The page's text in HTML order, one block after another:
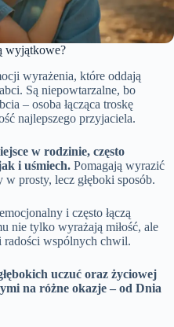
wyjątkowe?
wyrażenia, które oddają
Są niepowtarzalne, bo
– osoba łącząca troskę
najlepszego przyjaciela.
w rodzinie, często
i uśmiech. Pomagają wyrazić
prosty, lecz głęboki sposób.
i często łączą
nie tylko wyrażają miłość, ale
radości wspólnych chwil.
uczuć oraz życiowej
na różne okazje – od Dnia